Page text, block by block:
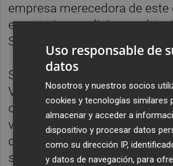
empresa merecedora de este
en anteriores ediciones
Supermercados Consum y
Según el presidente del Club
Valencia,Adolfo López, "El
de Marketing distingue a las
valencianas que invierten con
crecimiento sostenible en el
siendo la estrategia en el
Uso responsable de
datos
Nosotros y nuestros socios
cookies y tecnologías similares
almacenar y acceder a
dispositivo y procesar datos
como su dirección IP,
y datos de navegación, para